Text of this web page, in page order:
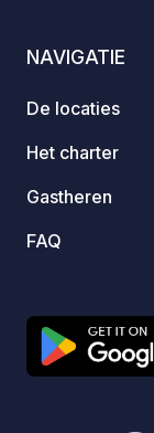
NAVIGATIE
De locaties
Het charter
Gastheren
FAQ